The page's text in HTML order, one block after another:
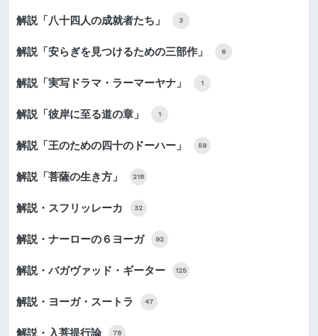
解説「八十四人の成就者たち」 3
解説「安らぎを見つけるための三部作」 6
解説「実写ドラマ・ラーマーヤナ」 1
解説「彼岸に至る道の章」 1
解説「王のための四十のドーハー」 59
解説「菩薩の生き方」 218
解説・スフリッレーカ 32
解説・ナーローの６ヨーガ 92
解説・バガヴァッド・ギーター 125
解説・ヨーガ・スートラ 47
解説・入菩提行論 78